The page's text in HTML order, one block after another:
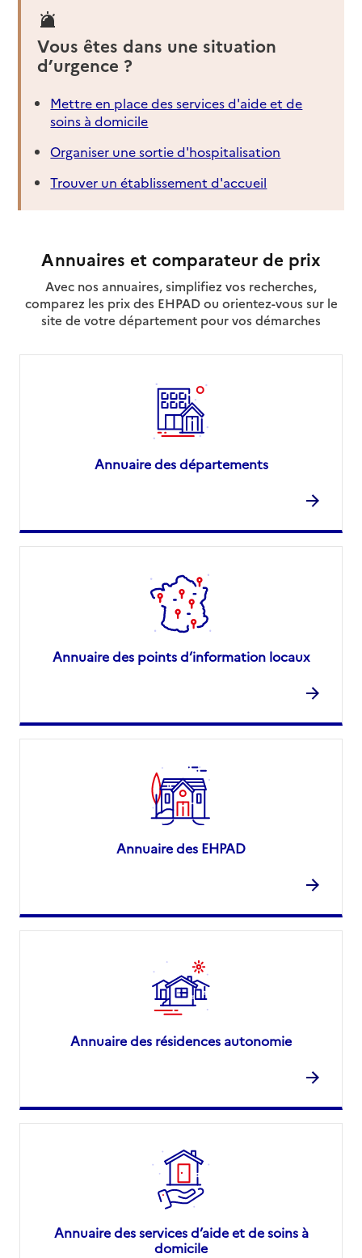
Vous êtes dans une situation
d’urgence ?
Mettre en place des services d'aide et de
soins à domicile
Organiser une sortie d'hospitalisation
Trouver un établissement d'accueil
Annuaires et comparateur de prix
Avec nos annuaires, simplifiez vos recherches,
comparez les prix des EHPAD ou orientez-vous sur le
site de votre département pour vos démarches
Annuaire des départements
Annuaire des points d’information locaux
Annuaire des EHPAD
Annuaire des résidences autonomie
Annuaire des services d’aide et de soins à
domicile